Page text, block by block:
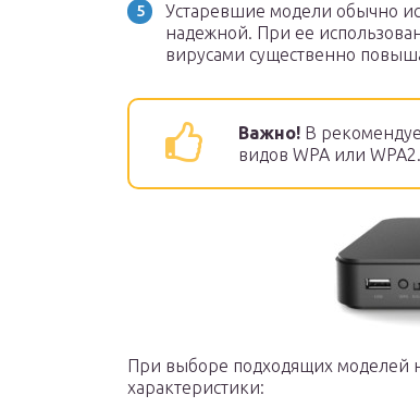
Устаревшие модели обычно
надежной. При ее
вирусами существенно
Важно! В
видов WPA или
При выборе подходящих моделей
характеристики: